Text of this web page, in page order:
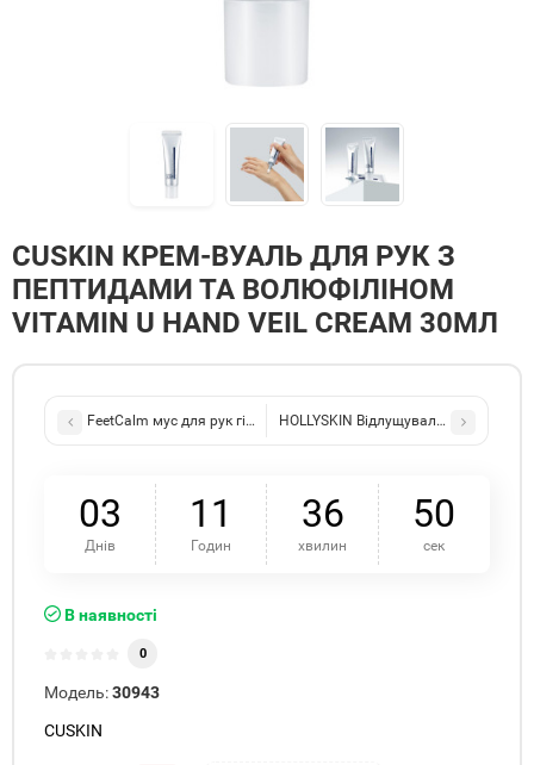
CUSKIN КРЕМ-ВУАЛЬ ДЛЯ РУК З
ПЕПТИДАМИ ТА ВОЛЮФІЛІНОМ
VITAMIN U HAND VEIL CREAM 30МЛ
FeetCalm мус для рук гідровідновлення MOUSSE-HAND-REPAIR
HOLLYSKIN Відлущувальний гель
03
Днів
1 1
Годин
36
хвилин
50
сек
В наявності
0
Модель:30943
CUSKIN